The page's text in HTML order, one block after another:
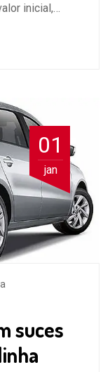
inicial,…
01
jan
suces